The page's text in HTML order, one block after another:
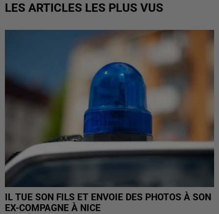
LES ARTICLES LES PLUS VUS
IL TUE SON FILS ET ENVOIE DES PHOTOS À SON
EX-COMPAGNE À NICE